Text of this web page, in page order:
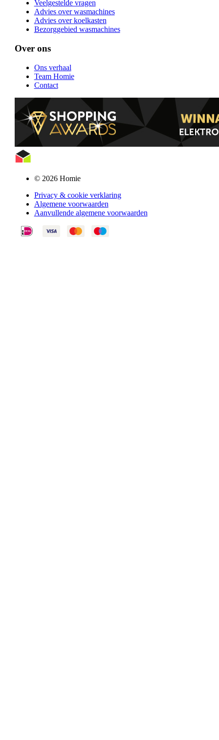
Veelgestelde vragen
Advies over wasmachines
Advies over koelkasten
Bezorggebied wasmachines
Over ons
Ons verhaal
Team Homie
Contact
© 2026 Homie
Privacy & cookie verklaring
Algemene voorwaarden
Aanvullende algemene voorwaarden